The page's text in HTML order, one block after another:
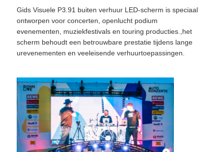
Producten
Video's
Gids Visuele P3.91 buiten verhuur LED-scherm is speciaal
ontworpen voor concerten, openlucht podium
evenementen, muziekfestivals en touring producties.,het
scherm behoudt een betrouwbare prestatie tijdens lange
urevenementen en veeleisende verhuurtoepassingen.